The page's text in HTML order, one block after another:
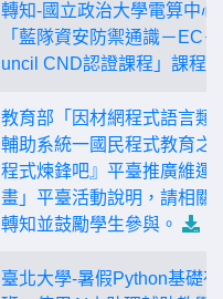
轉知-國立政治大學電算中心
「藍隊資安防禦通識－EC
uncil CND認證課程」課程
教育部「因材網程式語言類
輔助系統一國民程式教育之
程式煉鋒吧』平臺推廣維運
畫」平臺活動說明，請相關
轉知並鼓勵學生參與。
臺北大學-暑假Python基礎